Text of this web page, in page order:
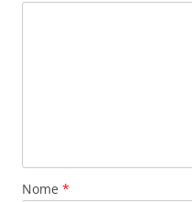
Nome *